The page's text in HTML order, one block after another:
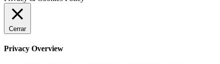
Cerrar
Privacy Overview